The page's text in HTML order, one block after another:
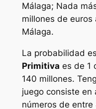
Málaga; Nada
millones de
Málaga.
La probabilidad
Primitiva es de 1
140 millones.
juego consiste en
números de